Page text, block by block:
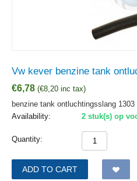
Vw kever benzine tank
€6,78 (€8,20 inc tax)
benzine tank ontluchtingsslang
Availability:
2 stuk(s) op
Quantity:
ADD TO CART